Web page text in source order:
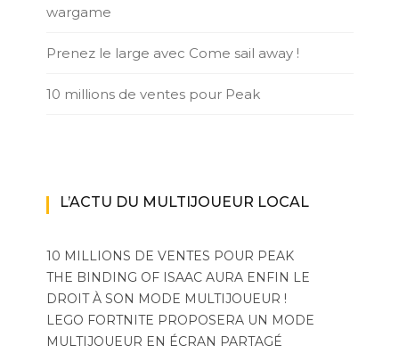
wargame
Prenez le large avec Come sail away !
10 millions de ventes pour Peak
L’ACTU DU MULTIJOUEUR LOCAL
10 MILLIONS DE VENTES POUR PEAK
THE BINDING OF ISAAC AURA ENFIN LE
DROIT À SON MODE MULTIJOUEUR !
LEGO FORTNITE PROPOSERA UN MODE
MULTIJOUEUR EN ÉCRAN PARTAGÉ